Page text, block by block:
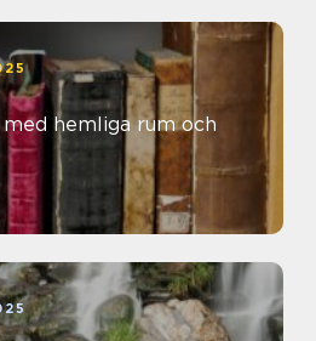
hemliga rum och